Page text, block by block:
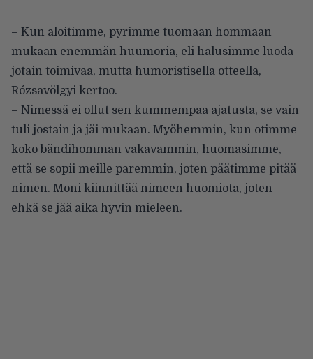
– Kun aloitimme, pyrimme tuomaan hommaan
mukaan enemmän huumoria, eli halusimme luoda
jotain toimivaa, mutta humoristisella otteella,
Rózsavölgyi kertoo.
– Nimessä ei ollut sen kummempaa ajatusta, se vain
tuli jostain ja jäi mukaan. Myöhemmin, kun otimme
koko bändihomman vakavammin, huomasimme,
että se sopii meille paremmin, joten päätimme pitää
nimen. Moni kiinnittää nimeen huomiota, joten
ehkä se jää aika hyvin mieleen.